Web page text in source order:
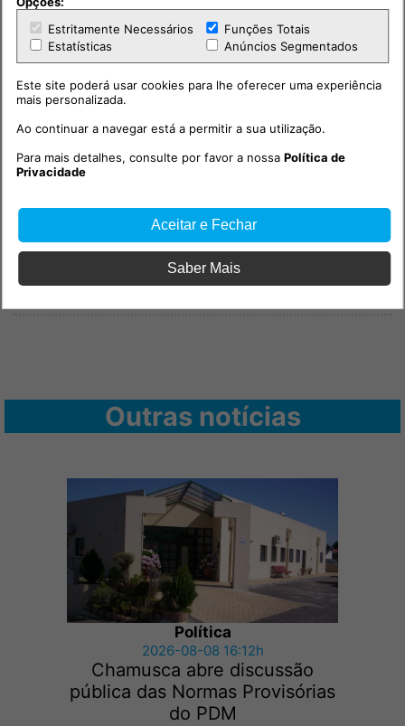
Outras notícias
Política
2026-08-08 16:12h
Chamusca abre discussão
pública das Normas Provisórias
do PDM
Estritamente Necessários
Funções Totais
Estatísticas
Anúncios Segmentados
Este site poderá usar cookies para lhe oferecer uma experiência
mais personalizada.
Ao continuar a navegar está a permitir a sua utilização.
Para mais detalhes, consulte por favor a nossaPolítica de
Privacidade
Aceitar e Fechar
Saber Mais